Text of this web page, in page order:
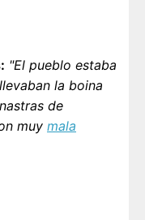
"El pueblo estaba
la boina
de
muy mala